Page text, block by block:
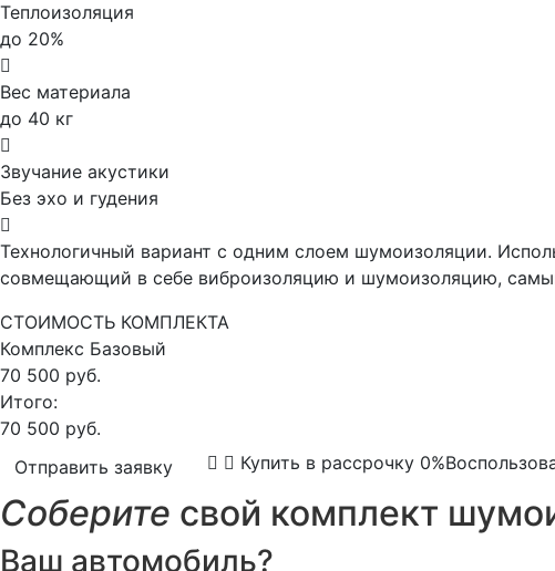
Теплоизоляция
до 20%
Вес материала
до 40 кг
Звучание акустики
Без эхо и гудения
Технологичный вариант с одним слоем шумоизоляции.
совмещающий в себе виброизоляцию и шумоизоляцию,
СТОИМОСТЬ КОМПЛЕКТА
Комплекс Базовый
70 500 руб.
Итого:
70 500 руб.
Отправить заявку
Купить в рассрочку 0%
Соберите свой комплект
Ваш автомобиль?